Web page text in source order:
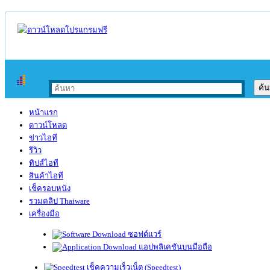
หน้าแรก
ดาวน์โหลด
ข่าวไอที
รีวิว
ทิปส์ไอที
สินค้าไอที
เช็ครอบหนัง
รวมคลิป Thaiware
เครื่องมือ
ซอฟต์แวร์
แอปพลิเคชันบนมือถือ
เช็คความเร็วเน็ต (Speedtest)